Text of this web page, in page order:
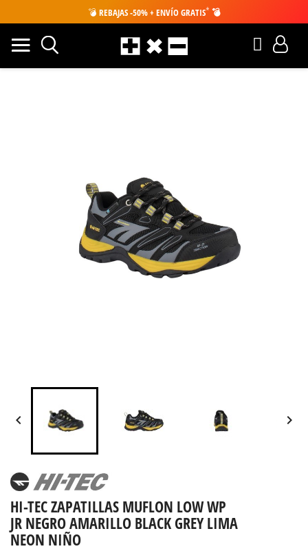
💣 REBAJAS -50% + ENVÍO GRATIS* 💣
 
HI-TEC ZAPATILLAS MUFLON LOW WP
JR NEGRO AMARILLO BLACK GREY LIMA
NEON NIÑO